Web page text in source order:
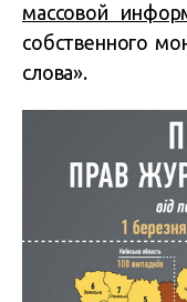
массовой
собственного
слова».